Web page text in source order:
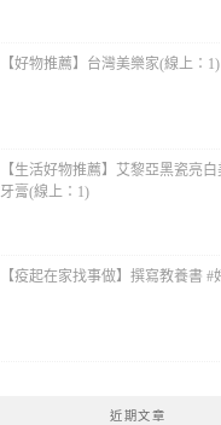
【好物推薦】台灣美樂家(線上：1)
【生活好物推薦】艾黎亞黑瓷亮
牙膏(線上：1)
【疫起在家找事做】撰寫教養書
近期文章